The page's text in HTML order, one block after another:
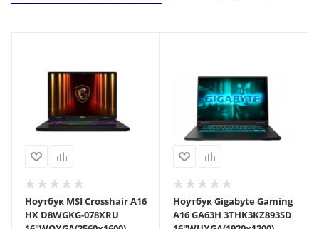
Ноутбук MSI Crosshair A16
HX D8WGKG-078XRU
Ноутбук Gigabyte Gaming
A16 GA63H 3THK3KZ893SD